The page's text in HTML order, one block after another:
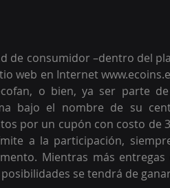
de consumidor –dentro del
web en Internet
o bien, ya ser parte
bajo el nombre de su
por un cupón con costo de
a la participación,
Mientras más entregas
se tendrá de